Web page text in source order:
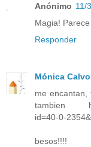
Anónimo 11/
Magia!
Responder
Mónica Calvo
me
tambien
id=40-0-
besos!!!!